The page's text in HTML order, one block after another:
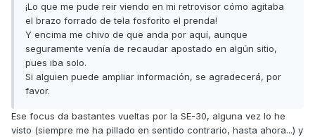
¡Lo que me pude reir viendo en mi retrovisor cómo agitaba
el brazo forrado de tela fosforito el prenda!
Y encima me chivo de que anda por aquí, aunque
seguramente venía de recaudar apostado en algún sitio,
pues iba solo.
Si alguien puede ampliar información, se agradecerá, por
favor.
Ese focus da bastantes vueltas por la SE-30, alguna vez lo he
visto (siempre me ha pillado en sentido contrario, hasta ahora...) y